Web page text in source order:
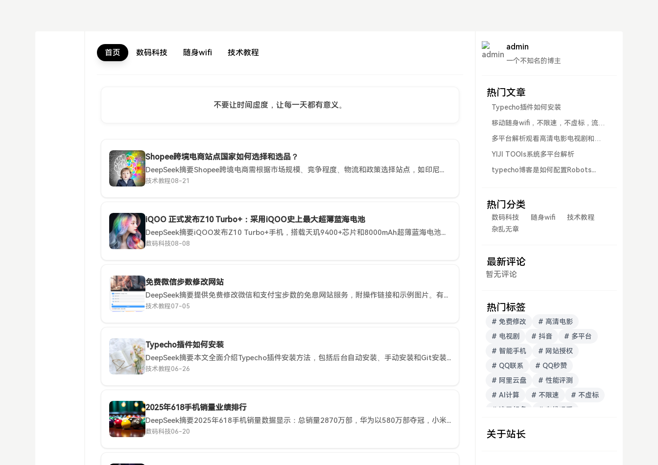
首页 数码科技 随身wifi 技术教程
不要让时间虚度，让每一天都有意义。
Shopee跨境电商站点国家如何选择和选品？
DeepSeek摘要Shopee跨境电商需根据市场规模、竞争程度、物流和政策选择站点，如印尼、马来西亚等。选品应结合本地需求、价格带和物流友好性，利用数据分析工具，避免宗教禁忌和高关税品类，注重本地化...
技术教程08-21
iQOO 正式发布Z10 Turbo+：采用iQOO史上最大超薄蓝海电池
DeepSeek摘要iQOO发布Z10 Turbo+手机，搭载天玑9400+芯片和8000mAh超薄蓝海电池，支持90W快充。配备144Hz护眼屏、5000万像素主摄，具备5.5G网络和Wi-Fi7等...
数码科技08-08
免费微信步数修改网站
DeepSeek摘要提供免费修改微信和支付宝步数的免息网站服务，附操作链接和示例图片。有需要的可以进入mf.mmwuai.com这可以免费进行修改微信和支付宝步数哦有需要该程序也可以联系QQ96599...
技术教程07-05
Typecho插件如何安装
DeepSeek摘要本文全面介绍Typecho插件安装方法，包括后台自动安装、手动安装和Git安装三种方式，详细说明安装步骤、配置方法和常见问题解决。同时涵盖插件管理技巧、安全注意事项和兼容性处理，帮...
技术教程06-26
2025年618手机销量业绩排行
DeepSeek摘要2025年618手机销量数据显示：总销量2870万部，华为以580万部夺冠，小米520万部居次，苹果480万部第三。折叠屏手机和AI功能成为市场热点，华为Mate X5销量突出。消...
数码科技06-20
admin
一个不知名的博主
热门文章
Typecho插件如何安装
移动随身wifi，不限速，不虚标，流量
多平台解析观看高清电影电视剧和抖
YIJI TOOls系统多平台解析
typecho博客是如何配置Robots...
热门分类
数码科技 随身wifi
技术教程
杂乱无章
最新评论
暂无评论
热门标签
# 免费修改
# 高清电影
# 电视剧
# 抖音
# 多平台
# 智能手机
# 网站授权
# QQ联系
# QQ秒赞
# 阿里云盘
# 性能评测
# AI计算
# 不限速
# 不虚标
# 流量超多
# 在线观看
关于站长